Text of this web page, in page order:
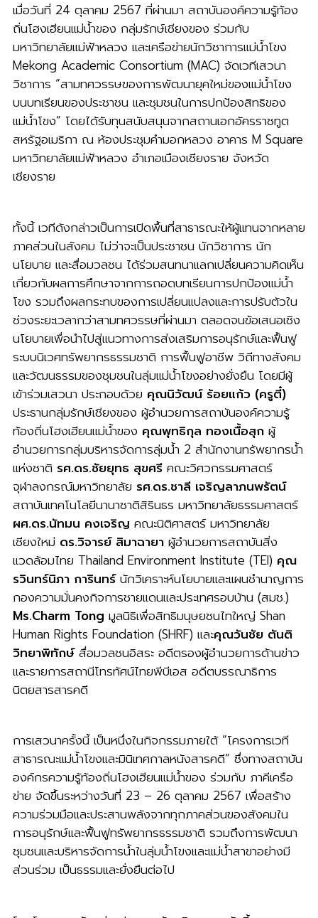
เมื่อวันที่ 24 ตุลาคม 2567 ที่ผ่านมา สถาบันองค์ความรู้ท้อง
ถิ่นโฮงเฮียนแม่น้ำของ กลุ่มรักษ์เชียงของ ร่วมกับ
มหาวิทยาลัยแม่ฟ้าหลวง และเครือข่ายนักวิชาการแม่น้ำโขง
Mekong Academic Consortium (MAC) จัดเวทีเสวนา
วิชาการ “สามทศวรรษของการพัฒนายุคใหม่ของแม่น้ำโขง
บนบทเรียนของประชาชน และชุมชนในการปกป้องสิทธิของ
แม่น้ำโขง” โดยได้รับทุนสนับสนุนจากสถานเอกอัครราชทูต
สหรัฐอเมริกา ณ ห้องประชุมคำมอกหลวง อาคาร M Square
มหาวิทยาลัยแม่ฟ้าหลวง อำเภอเมืองเชียงราย จังหวัด
เชียงราย
ทั้งนี้ เวทีดังกล่าวเป็นการเปิดพื้นที่สาธารณะให้ผู้แทนจากหลาย
ภาคส่วนในสังคม ไม่ว่าจะเป็นประชาชน นักวิชาการ นัก
นโยบาย และสื่อมวลชน ได้ร่วมสนทนาแลกเปลี่ยนความคิดเห็น
เกี่ยวกับผลการศึกษาจากการถอดบทเรียนการปกป้องแม่น้ำ
โขง รวมถึงผลกระทบของการเปลี่ยนแปลงและการปรับตัวใน
ช่วงระยะเวลากว่าสามทศวรรษที่ผ่านมา ตลอดจนข้อเสนอเชิง
นโยบายเพื่อนำไปสู่แนวทางการส่งเสริมการอนุรักษ์และฟื้นฟู
ระบบนิเวศทรัพยากรธรรมชาติ การฟื้นฟูอาชีพ วิถีทางสังคม
และวัฒนธรรมของชุมชนในลุ่มแม่น้ำโขงอย่างยั่งยืน โดยมีผู้
เข้าร่วมเสวนา ประกอบด้วย คุณนิวัฒน์ ร้อยแก้ว (ครูตี๋)
ประธานกลุ่มรักษ์เชียงของ ผู้อำนวยการสถาบันองค์ความรู้
ท้องถิ่นโฮงเฮียนแม่น้ำของ คุณพุทธิกุล ทองเนื้อสุก ผู้
อำนวยการกลุ่มบริหารจัดการลุ่มน้ำ 2 สำนักงานทรัพยากรน้ำ
แห่งชาติ รศ.ดร.ชัยยุทธ สุขศรี คณะวิศวกรรมศาสตร์
จุฬาลงกรณ์มหาวิทยาลัย รศ.ดร.ชาลี เจริญลาภนพรัตน์
สถาบันเทคโนโลยีนานาชาติสิรินธร มหาวิทยาลัยธรรมศาสตร์
ผศ.ดร.นัทมน คงเจริญ คณะนิติศาสตร์ มหาวิทยาลัย
เชียงใหม่ ดร.วิจารย์ สิมาฉายา ผู้อำนวยการสถาบันสิ่ง
แวดล้อมไทย Thailand Environment Institute (TEI) คุณ
รวินทร์นิภา การินทร์นักวิเคราะห์นโยบายและแผนชำนาญการ
กองความมั่นคงกิจการชายแดนและประเทศรอบบ้าน (สมช.)
Ms.Charm Tong มูลนิธิเพื่อสิทธิมนุษยชนไทใหญ่ Shan
Human Rights Foundation (SHRF) และคุณวันชัย ตันติ
วิทยาพิทักษ์สื่อมวลชนอิสระ อดีตรองผู้อำนวยการด้านข่าว
และรายการสถานีโทรทัศน์ไทยพีบีเอส อดีตบรรณาธิการ
นิตยสารสารคดี
การเสวนาครั้งนี้ เป็นหนึ่งในกิจกรรมภายใต้ “โครงการเวที
สาธารณะแม่น้ำโขงและมินิเทศกาลหนังสารคดี” ซึ่งทางสถาบัน
องค์กรความรู้ท้องถิ่นโฮงเฮียนแม่น้ำของ ร่วมกับ ภาคีเครือ
ข่าย จัดขึ้นระหว่างวันที่ 23 – 26 ตุลาคม 2567 เพื่อสร้าง
ความร่วมมือและประสานพลังจากทุกภาคส่วนของสังคมใน
การอนุรักษ์และฟื้นฟูทรัพยากรธรรมชาติ รวมถึงการพัฒนา
ชุมชนและบริหารจัดการน้ำในลุ่มน้ำโขงและแม่น้ำสาขาอย่างมี
ส่วนร่วม เป็นธรรมและยั่งยืนต่อไป